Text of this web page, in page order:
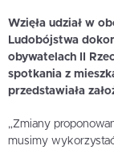
Wzięła udział w
Ludobójstwa
obywatelach II
spotkania z
przedstawiała
„Zmiany
musimy